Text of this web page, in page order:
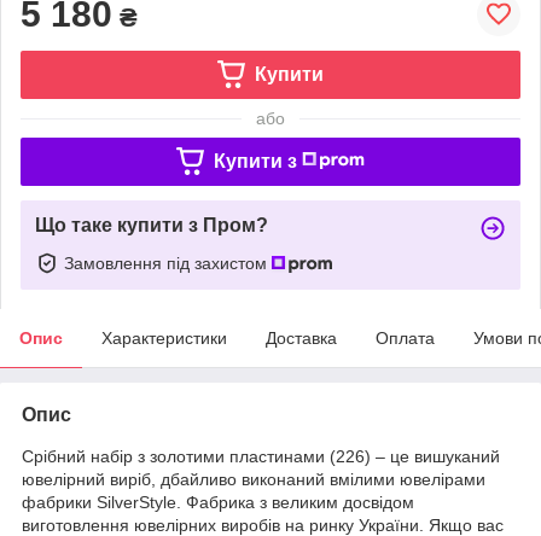
5 180 ₴
Купити
або
Купити з
Що таке купити з Пром?
Замовлення під захистом
Опис Характеристики Доставка Оплата Умови
Опис
Срібний набір з золотими пластинами (226) – це вишуканий
ювелірний виріб, дбайливо виконаний вмілими ювелірами
фабрики SilverStyle. Фабрика з великим досвідом
виготовлення ювелірних виробів на ринку України. Якщо вас